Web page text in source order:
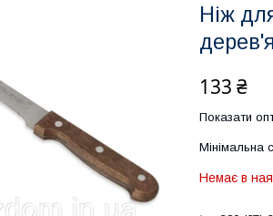
Ніж
133 ₴
Показати
Мінімальна
Немає в